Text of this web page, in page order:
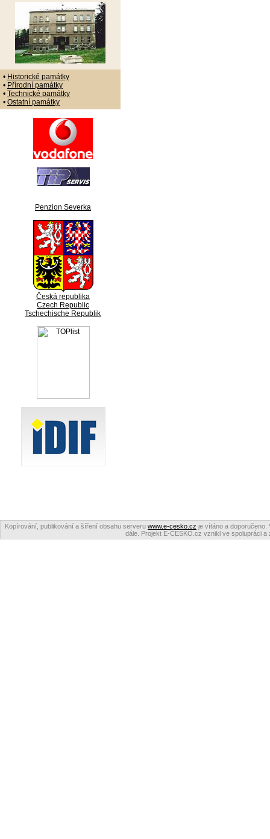
• Historické památky
• Přírodní památky
• Technické památky
• Ostatní památky
Penzion Severka
Česká republika
Czech Republic
Tschechische Republik
Kopírování, publikování a šíření obsahu serveru www.e-cesko.cz je vítáno a doporučeno.
dále. Projekt E-ČESKO.cz vznikl ve spolupráci